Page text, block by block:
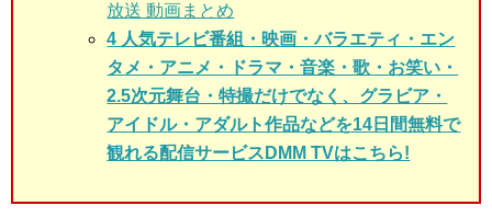
放送 動画まとめ
4 人気テレビ番組・映画・バラエティ・エン
タメ・アニメ・ドラマ・音楽・歌・お笑い・
2.5次元舞台・特撮だけでなく、グラビア・
アイドル・アダルト作品などを14日間無料で
観れる配信サービスDMM TVはこちら!